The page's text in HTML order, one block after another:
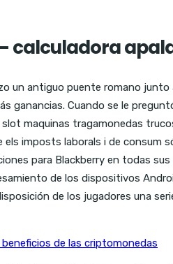
calculadora
un antiguo puente romano
ganancias. Cuando se le
maquinas tragamonedas
imposts laborals i de consum
para Blackberry en todas
de los dispositivos
de los jugadores una
de las criptomonedas